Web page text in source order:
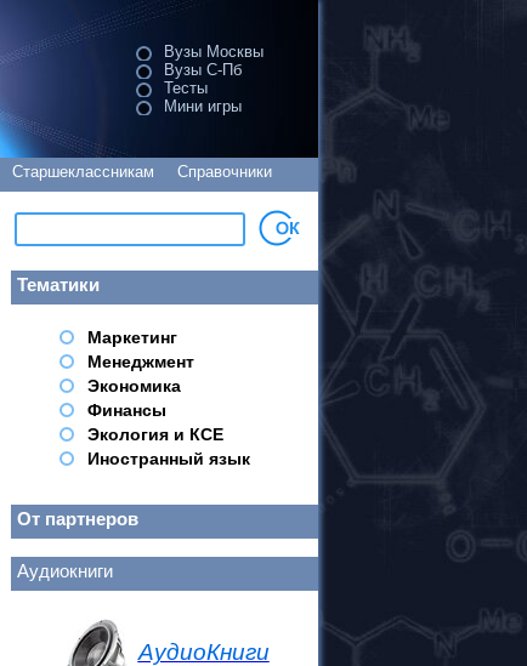
Вузы Москвы
Вузы С-Пб
Тесты
Мини игры
Старшеклассникам Справочники
Тематики
Маркетинг
Менеджмент
Экономика
Финансы
Экология и КСЕ
Иностранный язык
От партнеров
Аудиокниги
АудиоКниги